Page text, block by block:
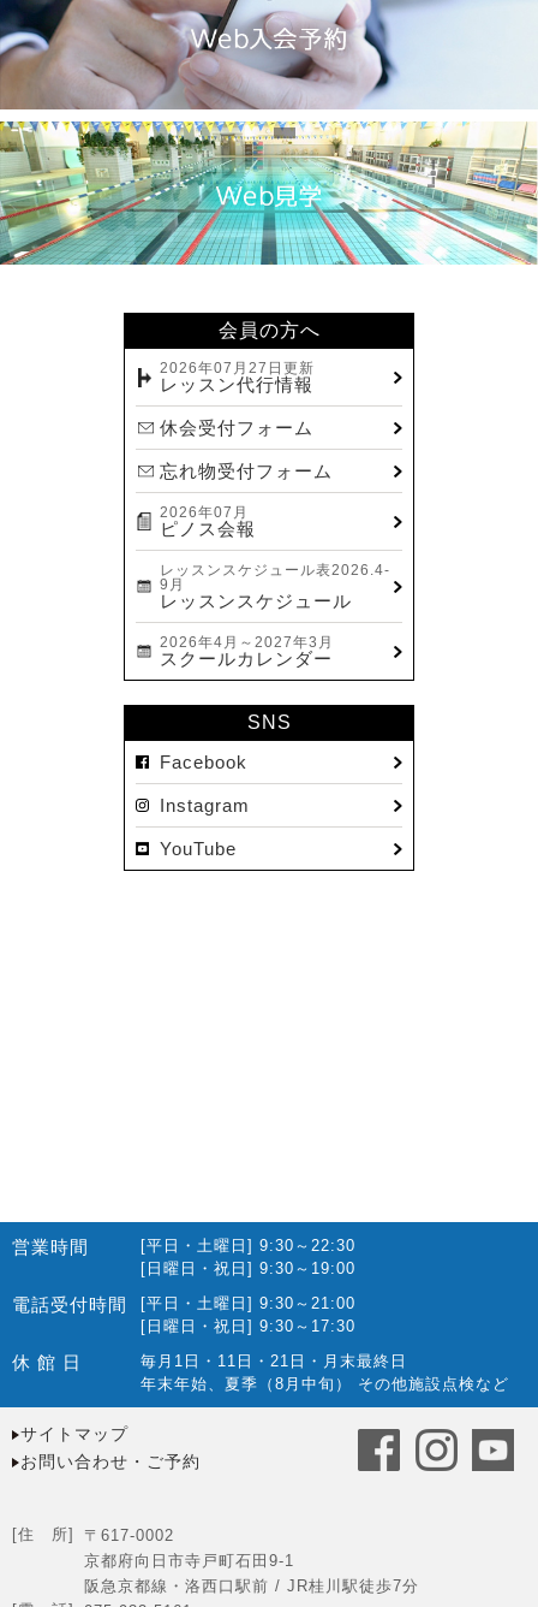
会員の方へ
2026年07月27日更新
レッスン代行情報
休会受付フォーム
忘れ物受付フォーム
2026年07月
ピノス会報
レッスンスケジュール表2026.4-
9月
レッスンスケジュール
2026年4月～2027年3月
スクールカレンダー
SNS
Facebook
Instagram
YouTube
営業時間
[平日・土曜日] 9:30～22:30
[日曜日・祝日] 9:30～19:00
電話受付時間
[平日・土曜日] 9:30～21:00
[日曜日・祝日] 9:30～17:30
休 館 日
毎月1日・11日・21日・月末最終日
年末年始、夏季（8月中旬） その他施設点検など
サイトマップ
お問い合わせ・ご予約
[住 所]
〒617-0002
京都府向日市寺戸町石田9-1
阪急京都線・洛西口駅前 / JR桂川駅徒歩7分